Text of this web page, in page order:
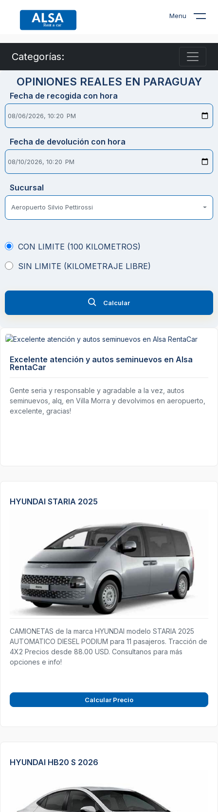
Menu
Categorías:
OPINIONES REALES EN PARAGUAY
Fecha de recogida con hora
Fecha de devolución con hora
Sucursal
Aeropuerto Silvio Pettirossi
CON LIMITE (100 KILOMETROS)
SIN LIMITE (KILOMETRAJE LIBRE)
Calcular
Excelente atención y autos seminuevos en Alsa
RentaCar
Gente seria y responsable y agradable a la vez, autos
seminuevos, alq, en Villa Morra y devolvimos en aeropuerto,
excelente, gracias!
HYUNDAI STARIA 2025
CAMIONETAS de la marca HYUNDAI modelo STARIA 2025
AUTOMATICO DIESEL PODIUM para 11 pasajeros. Tracción de
4X2 Precios desde 88.00 USD. Consultanos para más
opciones e info!
Calcular Precio
HYUNDAI HB20 S 2026